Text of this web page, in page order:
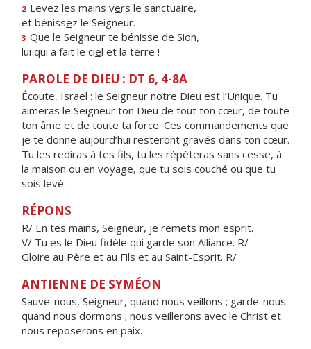
2 Levez les mains vers le sanctuaire,
et bénissez le Seigneur.
3 Que le Seigneur te bénisse de Sion,
lui qui a fait le ciel et la terre !
PAROLE DE DIEU : DT 6, 4-8A
Écoute, Israël : le Seigneur notre Dieu est l’Unique. Tu
aimeras le Seigneur ton Dieu de tout ton cœur, de toute
ton âme et de toute ta force. Ces commandements que
je te donne aujourd’hui resteront gravés dans ton cœur.
Tu les rediras à tes fils, tu les répéteras sans cesse, à
la maison ou en voyage, que tu sois couché ou que tu
sois levé.
RÉPONS
R/ En tes mains, Seigneur, je remets mon esprit.
V/ Tu es le Dieu fidèle qui garde son Alliance. R/
Gloire au Père et au Fils et au Saint-Esprit. R/
ANTIENNE DE SYMÉON
Sauve-nous, Seigneur, quand nous veillons ; garde-nous
quand nous dormons ; nous veillerons avec le Christ et
nous reposerons en paix.